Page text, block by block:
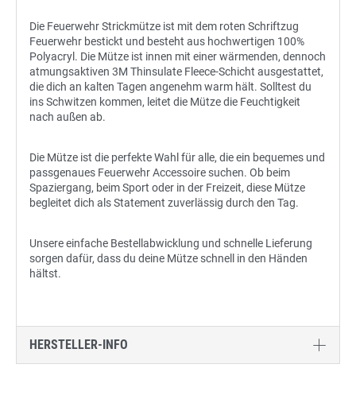
Die Feuerwehr Strickmütze ist mit dem roten Schriftzug
Feuerwehr bestickt und besteht aus hochwertigen 100%
Polyacryl. Die Mütze ist innen mit einer wärmenden, dennoch
atmungsaktiven 3M Thinsulate Fleece-Schicht ausgestattet,
die dich an kalten Tagen angenehm warm hält. Solltest du
ins Schwitzen kommen, leitet die Mütze die Feuchtigkeit
nach außen ab.
Die Mütze ist die perfekte Wahl für alle, die ein bequemes und
passgenaues Feuerwehr Accessoire suchen. Ob beim
Spaziergang, beim Sport oder in der Freizeit, diese Mütze
begleitet dich als Statement zuverlässig durch den Tag.
Unsere einfache Bestellabwicklung und schnelle Lieferung
sorgen dafür, dass du deine Mütze schnell in den Händen
hältst.
HERSTELLER-INFO